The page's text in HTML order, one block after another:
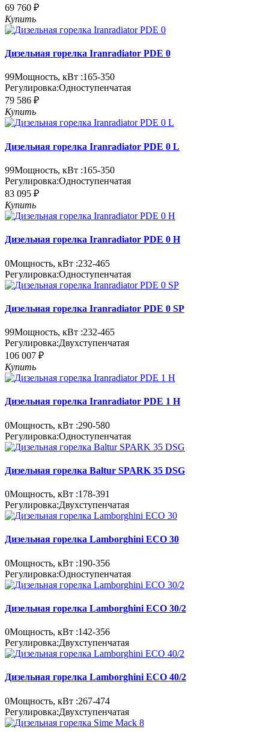
69 760 ₽
Купить
Дизельная горелка Iranradiator PDE 0
99Мощность, кВт :165-350
Регулировка:Одноступенчатая
79 586 ₽
Купить
Дизельная горелка Iranradiator PDE 0 L
99Мощность, кВт :165-350
Регулировка:Одноступенчатая
83 095 ₽
Купить
Дизельная горелка Iranradiator PDE 0 H
0Мощность, кВт :232-465
Регулировка:Одноступенчатая
Дизельная горелка Iranradiator PDE 0 SP
99Мощность, кВт :232-465
Регулировка:Двухступенчатая
106 007 ₽
Купить
Дизельная горелка Iranradiator PDE 1 H
0Мощность, кВт :290-580
Регулировка:Одноступенчатая
Дизельная горелка Baltur SPARK 35 DSG
0Мощность, кВт :178-391
Регулировка:Двухступенчатая
Дизельная горелка Lamborghini ECO 30
0Мощность, кВт :190-356
Регулировка:Одноступенчатая
Дизельная горелка Lamborghini ECO 30/2
0Мощность, кВт :142-356
Регулировка:Двухступенчатая
Дизельная горелка Lamborghini ECO 40/2
0Мощность, кВт :267-474
Регулировка:Двухступенчатая